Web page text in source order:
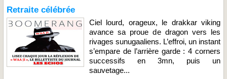
Retraite célébrée
Ciel lourd, orageux, le drakkar viking
avance sa proue de dragon vers les
rivages sunugaaliens. L’effroi, un instant
s’empare de l’arrière garde : 4 corners
successifs en 3mn, puis un
sauvetage...